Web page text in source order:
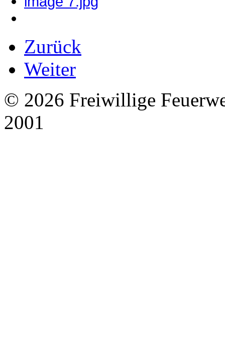
Zurück
Weiter
© 2026 Freiwillige
2001